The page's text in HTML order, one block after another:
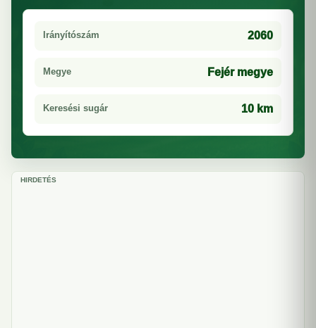
Irányítószám 2060
Megye Fejér megye
Keresési sugár 10 km
HIRDETÉS